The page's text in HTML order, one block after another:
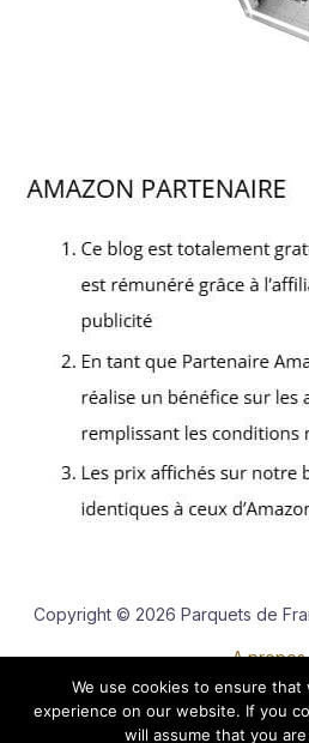
Copyright © 2026 Parquets de
A propos
Contact
Mentions
We use cookies to ensure
experience on our website. If you
will assume that you